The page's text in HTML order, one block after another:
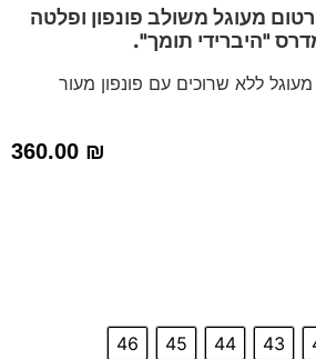
מעוגל משולב פונפון ופלטה
"היברידי תומך".
ללא שרוכים עם פונפון מעור
ולשבתות.
ספידות וביטנות נושמות וסופגות
360.00 ₪
43
44
45
46